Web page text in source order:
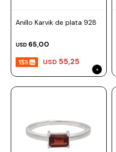
Anillo Karvik de plata 928
USD 65,00
USD 55,25